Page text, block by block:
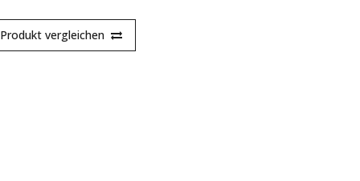
Produkt vergleichen